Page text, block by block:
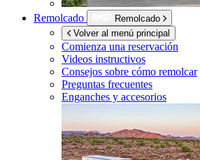
Remolcado
Remolcado
Volver al menú principal
Comienza una reservación
Videos instructivos
Consejos sobre cómo remolcar
Preguntas frecuentes
Enganches y accesorios